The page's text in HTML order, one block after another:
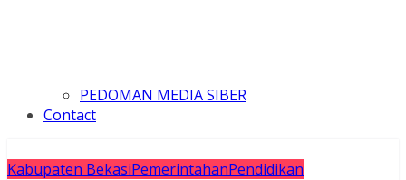
PEDOMAN MEDIA SIBER
Contact
Kabupaten BekasiPemerintahanPendidikan